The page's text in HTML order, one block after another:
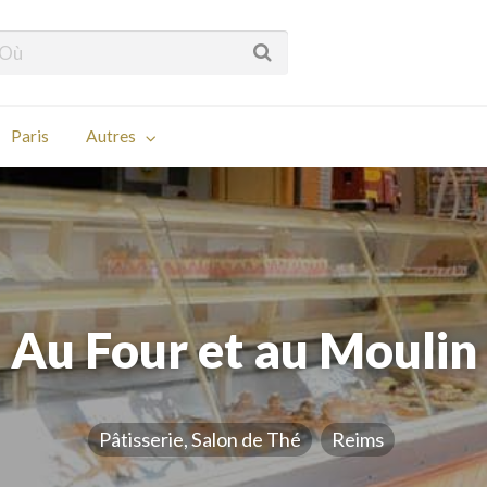
Paris Autres
Au Four et au Moulin
Pâtisserie, Salon de Thé Reims